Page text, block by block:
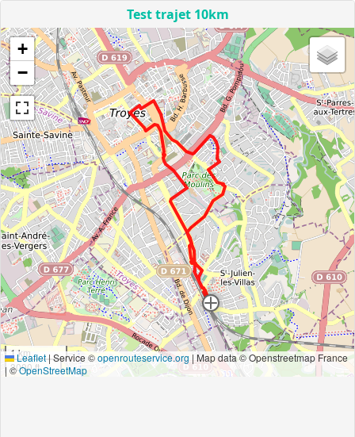
Test trajet 10km
+
−
1 km
3000 ft
Leaflet|Service ©openrouteservice.org | Map data © Openstreetmap France
| ©OpenStreetMap